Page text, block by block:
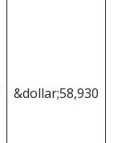
&dollar;58,930